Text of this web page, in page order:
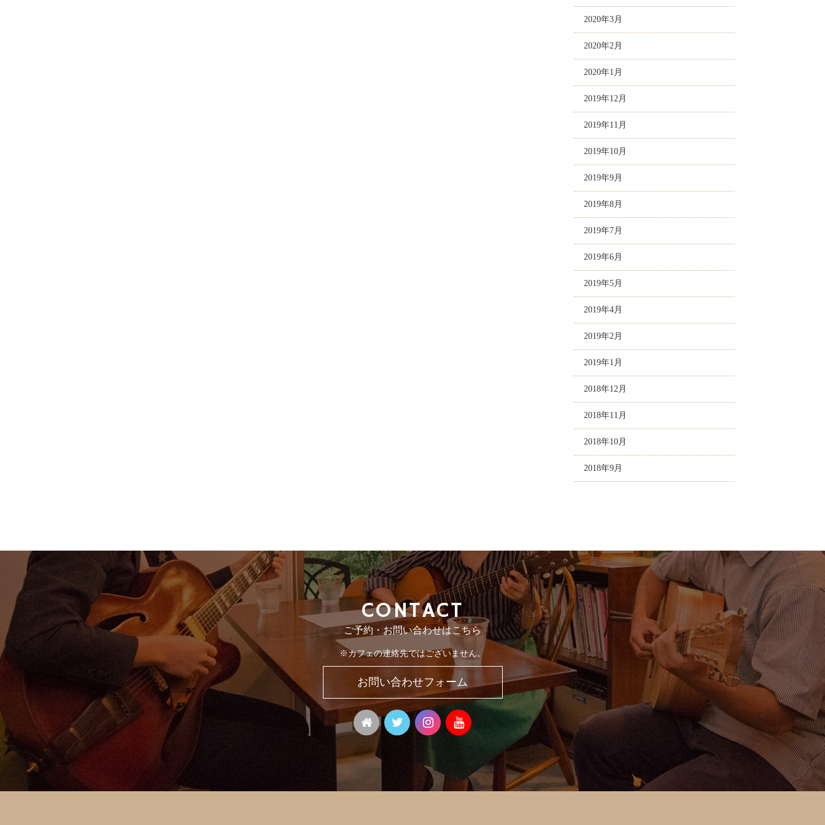
2020年3月
2020年2月
2020年1月
2019年12月
2019年11月
2019年10月
2019年9月
2019年8月
2019年7月
2019年6月
2019年5月
2019年4月
2019年2月
2019年1月
2018年12月
2018年11月
2018年10月
2018年9月
CONTACT
ご予約・お問い合わせはこちら
※カフェの連絡先ではございません。
お問い合わせフォーム